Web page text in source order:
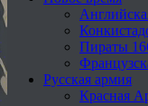
Пираты
Русская армия
Красная